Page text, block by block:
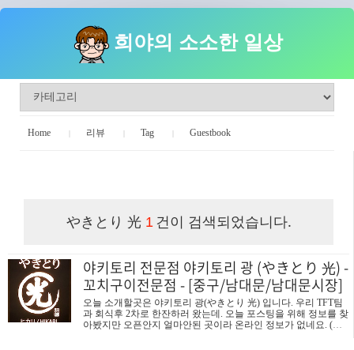
희야의 소소한 일상
Home 리뷰 Tag Guestbook
やきとり 光 1 건이 검색되었습니다.
야키토리 전문점 야키토리 광 (やきとり 光) -
꼬치구이전문점 - [중구/남대문/남대문시장]
오늘 소개할곳은 야키토리 광(やきとり 光) 입니다. 우리 TFT팀
과 회식후 2차로 한잔하러 왔는데. 오늘 포스팅을 위해 정보를 찾
아봤지만 오픈안지 얼마안된 곳이라 온라인 정보가 없네요. (사